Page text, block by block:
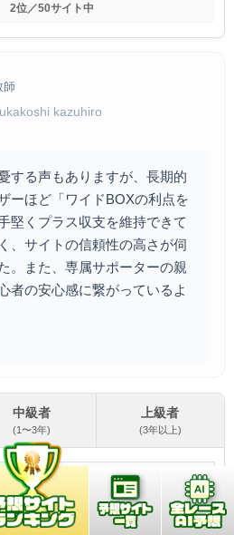
2位／50サイト中
師
kazuhiro
する声もありますが、長期的
ーほど「ワイドBOXの利点を
堅くプラス収支を維持できて
、サイトの信頼性の高さが伺
。また、専属サポーターの親
者の安心感に繋がっているよ
中級者
(1〜3年)
上級者
(3年以上)
★★★★★
★★★★★ 4.3